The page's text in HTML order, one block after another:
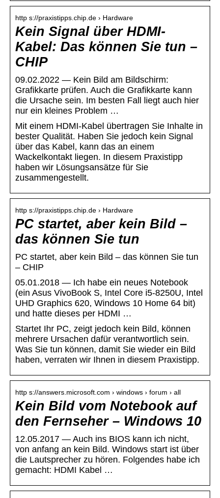
http s://praxistipps.chip.de › Hardware
Kein Signal über HDMI-
Kabel: Das können Sie tun –
CHIP
09.02.2022 — Kein Bild am Bildschirm:
Grafikkarte prüfen. Auch die Grafikkarte kann
die Ursache sein. Im besten Fall liegt auch hier
nur ein kleines Problem …
Mit einem HDMI-Kabel übertragen Sie Inhalte in
bester Qualität. Haben Sie jedoch kein Signal
über das Kabel, kann das an einem
Wackelkontakt liegen. In diesem Praxistipp
haben wir Lösungsansätze für Sie
zusammengestellt.
http s://praxistipps.chip.de › Hardware
PC startet, aber kein Bild –
das können Sie tun
PC startet, aber kein Bild – das können Sie tun
– CHIP
05.01.2018 — Ich habe ein neues Notebook
(ein Asus VivoBook S, Intel Core i5-8250U, Intel
UHD Graphics 620, Windows 10 Home 64 bit)
und hatte dieses per HDMI …
Startet Ihr PC, zeigt jedoch kein Bild, können
mehrere Ursachen dafür verantwortlich sein.
Was Sie tun können, damit Sie wieder ein Bild
haben, verraten wir Ihnen in diesem Praxistipp.
http s://answers.microsoft.com › windows › forum › all
Kein Bild vom Notebook auf
den Fernseher – Windows 10
12.05.2017 — Auch ins BIOS kann ich nicht,
von anfang an kein Bild. Windows start ist über
die Lautsprecher zu hören. Folgendes habe ich
gemacht: HDMI Kabel …